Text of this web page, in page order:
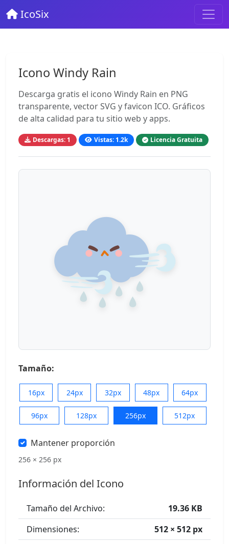
IcoSix
Icono Windy Rain
Descarga gratis el icono Windy Rain en PNG
transparente, vector SVG y favicon ICO. Gráficos
de alta calidad para tu sitio web y apps.
Descargas: 1 Vistas: 1.2k Licencia Gratuita
Tamaño:
16px 24px 32px 48px 64px
96px 128px 256px 512px
Mantener proporción
256 × 256 px
Información del Icono
Tamaño del Archivo:
19.36 KB
Dimensiones:
512 × 512 px